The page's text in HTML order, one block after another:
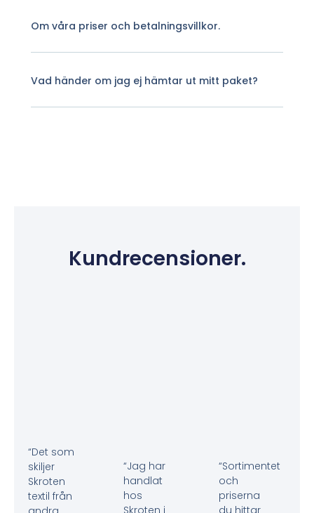
Om våra priser och betalningsvillkor.
Vad händer om jag ej hämtar ut mitt paket?
Kundrecensioner.
“Det som
skiljer
Skroten
textil från
“Jag har
handlat
hos
Skroten i
“Sortimentet
och
priserna
du hittar